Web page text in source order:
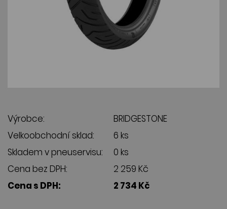
Výrobce:
BRIDGESTONE
Velkoobchodní sklad:
6 ks
Skladem v pneuservisu:
0 ks
Cena bez DPH:
2 259 Kč
Cena s DPH:
2 734 Kč